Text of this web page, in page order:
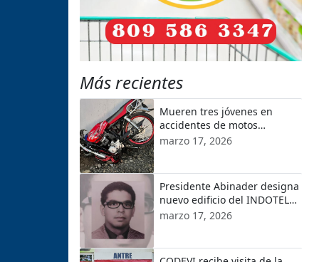
Más recientes
Mueren tres jóvenes en
accidentes de motos
ocurridos en localidades de
marzo 17, 2026
Presidente Abinader designa
nuevo edificio del INDOTEL
con el nombre de Orlando
marzo 17, 2026